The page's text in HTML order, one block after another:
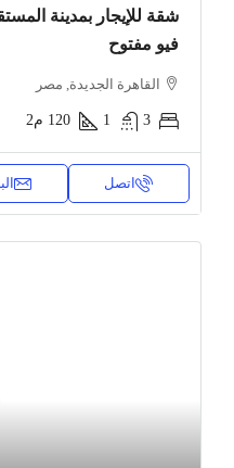
فيو مفتوح
القاهرة الجديدة, مصر
3
1
120 م2
اتصل